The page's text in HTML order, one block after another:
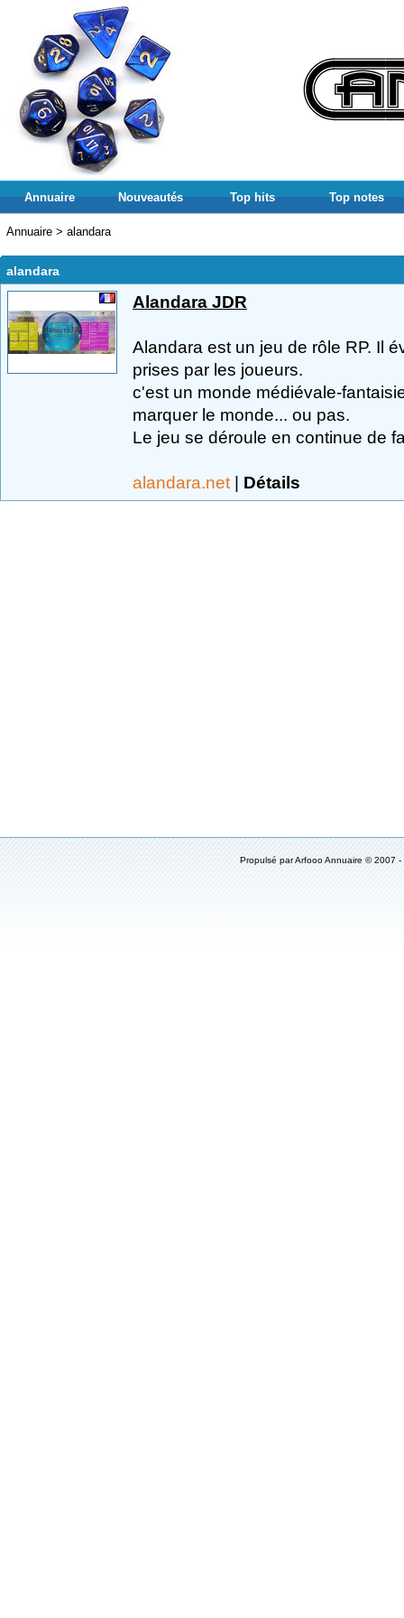
Annuaire Nouveautés Top hits Top notes
Annuaire > alandara
alandara
Alandara JDR
Alandara est un jeu de rôle RP. Il
prises par les joueurs.
c'est un monde médiévale-
marquer le monde... ou pas.
Le jeu se déroule en continue de
alandara.net | Détails
Propulsé parArfooo Annuaire © 2007